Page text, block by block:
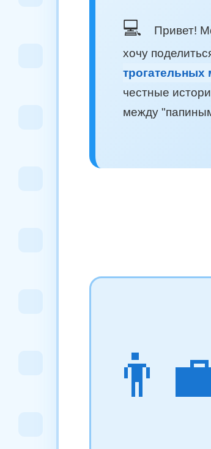
💻
Привет!
хочу
трогательных
честные
между